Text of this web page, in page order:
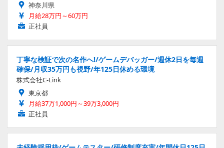
神奈川県
月給28万円～60万円
正社員
丁寧な検証で次の名作へ!/ゲームデバッガー/週休2日を毎週
確保/月収35万円も視野/年125日休める環境
株式会社C-Link
東京都
月給37万1,000円～39万3,000円
正社員